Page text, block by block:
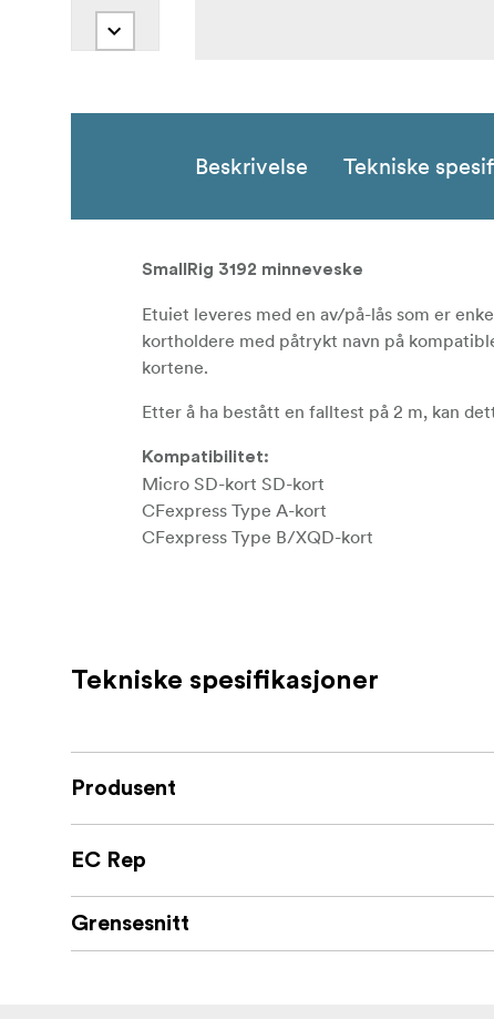
Beskrivelse Tekniske
SmallRig 3192 minneveske
Etuiet leveres med en av/på-lås som er
kortholdere med påtrykt navn på
kortene.
Etter å ha bestått en falltest på 2 m, kan
Kompatibilitet:
Micro SD-kort SD-kort
CFexpress Type A-kort
CFexpress Type B/XQD-kort
Tekniske spesifikasjoner
Produsent
EC Rep
Grensesnitt